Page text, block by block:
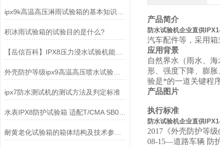
积冰雨试验箱的试验目的是什么?
【岳信百科】IPX8压力浸水试验机能否达到1000米的水深？
外壳防护等级ipx9高温高压喷水试验要求及接受条件
ipx7防水测试机的测试方法及判定标准
水表IPX8防护试验箱 适配T/CMA SB058-2021标准检测解读
产品简介
防水试验机企业直供
汽车配件等，采用
应用背景
自然界水（雨水、
形、强度下降、膨
验是*的一道关键程
产品图片
执行标准
防水试验机企业直供
2017《外壳防护等
08-15—道路车辆 防